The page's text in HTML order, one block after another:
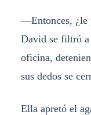
​—Entonces, ¿le
David se filtró a
oficina,
sus dedos se
​Ella apretó el